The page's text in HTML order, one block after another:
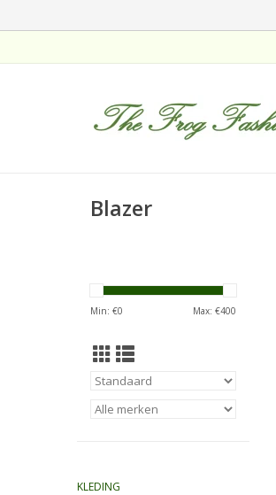
Blazer
Min: €0 Max: €400
KLEDING